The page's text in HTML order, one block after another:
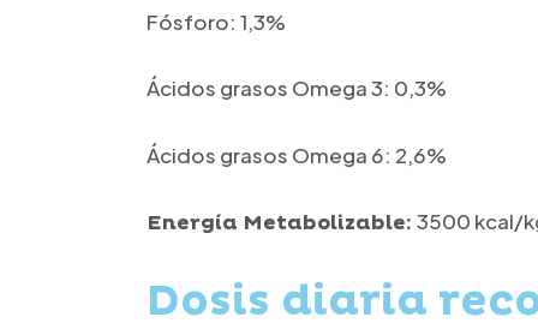
Fósforo: 1,3%
Ácidos grasos Omega 3: 0,3%
Ácidos grasos Omega 6: 2,6%
Energía Metabolizable: 3500 kcal/
Dosis diaria